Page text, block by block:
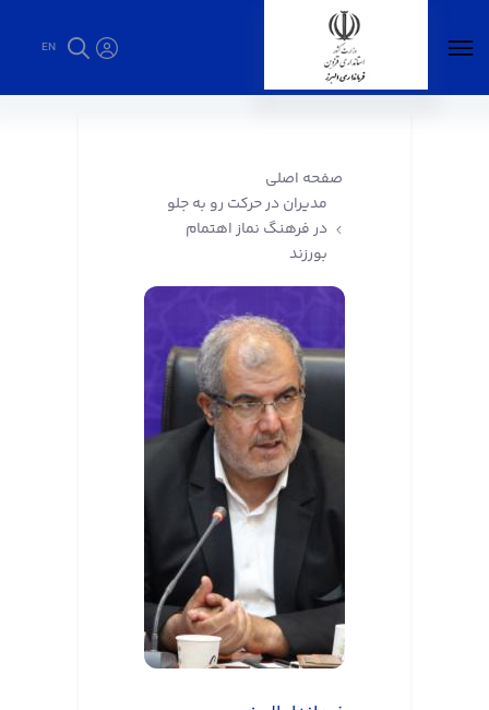
EN
صفحه اصلی
مدیران در حرکت رو به جلو
در فرهنگ نماز اهتمام
بورزند